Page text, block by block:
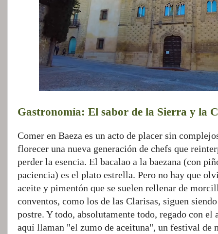
Gastronomía: El sabor de la Sierra y la
Comer en Baeza es un acto de placer sin
florecer una nueva generación de chefs que
perder la esencia. El bacalao a la baezana (con
paciencia) es el plato estrella. Pero no hay que
aceite y pimentón que se suelen rellenar de
conventos, como los de las Clarisas, siguen
postre. Y todo, absolutamente todo, regado con el
aquí llaman "el zumo de aceituna", un festival de